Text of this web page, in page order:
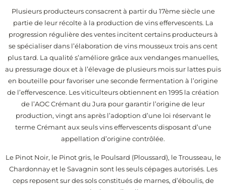
Plusieurs producteurs consacrent à partir du 17ème siècle une
partie de leur récolte à la production de vins effervescents. La
progression régulière des ventes incitent certains producteurs à
se spécialiser dans l’élaboration de vins mousseux trois ans cent
plus tard. La qualité s’améliore grâce aux vendanges manuelles,
au pressurage doux et à l’élevage de plusieurs mois sur lattes puis
en bouteille pour favoriser une seconde fermentation à l’origine
de l’effervescence. Les viticulteurs obtiennent en 1995 la création
de l’AOC Crémant du Jura pour garantir l’origine de leur
production, vingt ans après l’adoption d’une loi réservant le
terme Crémant aux seuls vins effervescents disposant d’une
appellation d’origine contrôlée.
Le Pinot Noir, le Pinot gris, le Poulsard (Ploussard), le Trousseau, le
Chardonnay et le Savagnin sont les seuls cépages autorisés. Les
ceps reposent sur des sols constitués de marnes, d’éboulis, de